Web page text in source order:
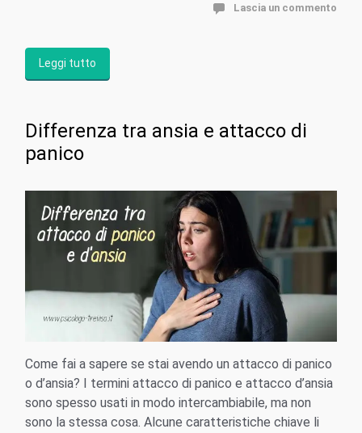
Lascia un commento
Leggi tutto
Differenza tra ansia e attacco di
panico
Come fai a sapere se stai avendo un attacco di panico
o d’ansia? I termini attacco di panico e attacco d’ansia
sono spesso usati in modo intercambiabile, ma non
sono la stessa cosa. Alcune caratteristiche chiave li